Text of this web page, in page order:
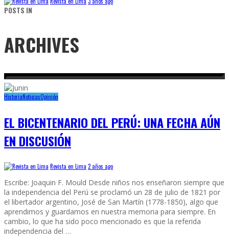
POSTS IN
ARCHIVES
HistoriaNoticiasOpinión
EL BICENTENARIO DEL PERÚ: UNA FECHA AÚN
EN DISCUSIÓN
Revista en Lima 2 años ago
Escribe: Joaquin F. Mould Desde niños nos enseñaron siempre que
la independencia del Perú se proclamó un 28 de julio de 1821 por
el libertador argentino, José de San Martín (1778-1850), algo que
aprendimos y guardamos en nuestra memoria para siempre. En
cambio, lo que ha sido poco mencionado es que la referida
independencia del …